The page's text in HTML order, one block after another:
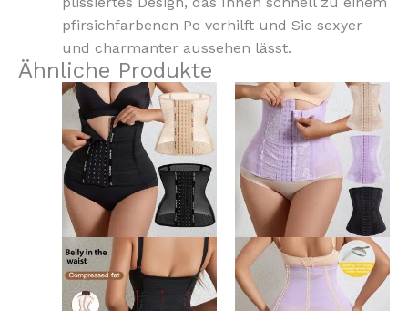
pfirsichfarbenen Po verhilft und Sie sexyer
und charmanter aussehen lässt.
Ähnliche Produkte
Dieses
Produkt
weist
mehrere
Varianten
auf.
Optionen
können
auf
Dieses
Produkt
weist
mehrere
Varianten
auf.
Optionen
können